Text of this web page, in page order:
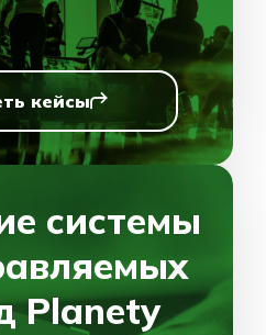
кейсы
системы
Planety